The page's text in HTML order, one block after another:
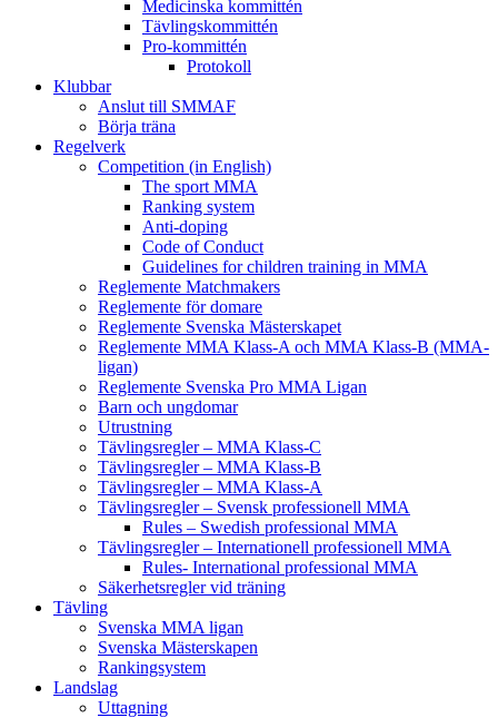
Medicinska kommittén
Tävlingskommittén
Pro-kommittén
Protokoll
Klubbar
Anslut till SMMAF
Börja träna
Regelverk
Competition (in English)
The sport MMA
Ranking system
Anti-doping
Code of Conduct
Guidelines for children training in MMA
Reglemente Matchmakers
Reglemente för domare
Reglemente Svenska Mästerskapet
Reglemente MMA Klass-A och MMA Klass-B (MMA-
ligan)
Reglemente Svenska Pro MMA Ligan
Barn och ungdomar
Utrustning
Tävlingsregler – MMA Klass-C
Tävlingsregler – MMA Klass-B
Tävlingsregler – MMA Klass-A
Tävlingsregler – Svensk professionell MMA
Rules – Swedish professional MMA
Tävlingsregler – Internationell professionell MMA
Rules- International professional MMA
Säkerhetsregler vid träning
Tävling
Svenska MMA ligan
Svenska Mästerskapen
Rankingsystem
Landslag
Uttagning